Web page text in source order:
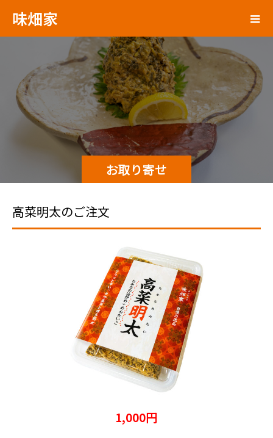
味畑家
お取り寄せ
高菜明太のご注文
1,000円